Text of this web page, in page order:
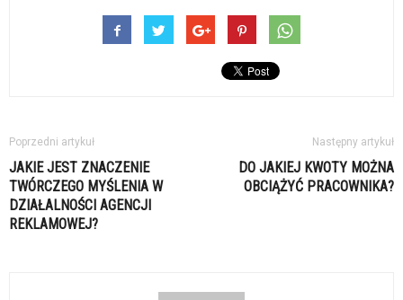
Poprzedni artykuł
JAKIE JEST ZNACZENIE
TWÓRCZEGO MYŚLENIA W
DZIAŁALNOŚCI AGENCJI
REKLAMOWEJ?
Następny artykuł
DO JAKIEJ KWOTY MOŻNA
OBCIĄŻYĆ PRACOWNIKA?